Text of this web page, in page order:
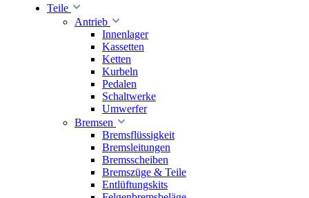
Teile
Antrieb
Innenlager
Kassetten
Ketten
Kurbeln
Pedalen
Schaltwerke
Umwerfer
Bremsen
Bremsflüssigkeit
Bremsleitungen
Bremsscheiben
Bremszüge & Teile
Entlüftungskits